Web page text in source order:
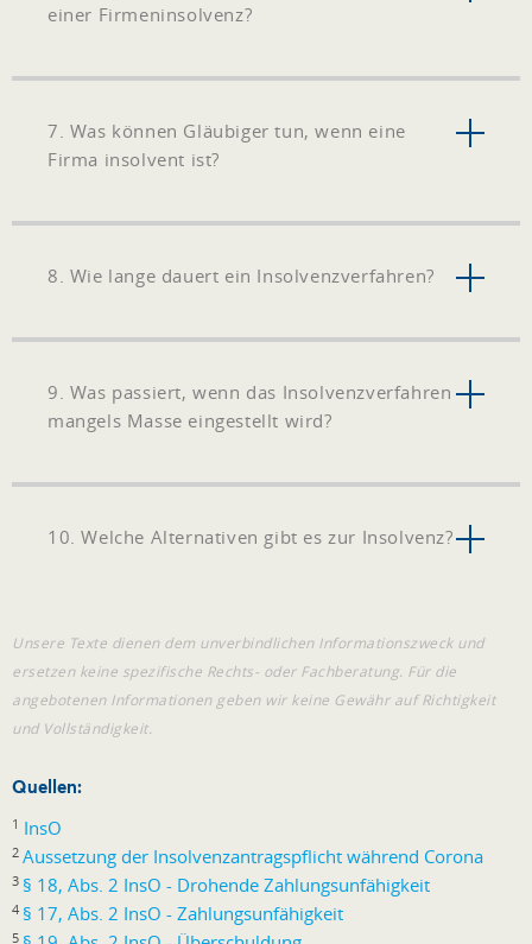
einer Firmeninsolvenz?
7. Was können Gläubiger tun, wenn eine
Firma insolvent ist?
8. Wie lange dauert ein Insolvenzverfahren?
9. Was passiert, wenn das Insolvenzverfahren
mangels Masse eingestellt wird?
10. Welche Alternativen gibt es zur Insolvenz?
Unsere Texte dienen dem unverbindlichen Informationszweck und
ersetzen keine spezifische Rechts- oder Fachberatung. Für die
angebotenen Informationen geben wir keine Gewähr auf Richtigkeit
und Vollständigkeit.
Quellen:
1 InsO
2 Aussetzung der Insolvenzantragspflicht während Corona
3 § 18, Abs. 2 InsO - Drohende Zahlungsunfähigkeit
4 § 17, Abs. 2 InsO - Zahlungsunfähigkeit
5